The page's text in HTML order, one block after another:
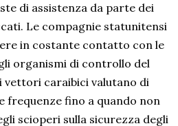
di assistenza da parte dei
Le compagnie statunitensi
in costante contatto con le
organismi di controllo del
caraibici valutano di
fino a quando non
scioperi sulla sicurezza degli